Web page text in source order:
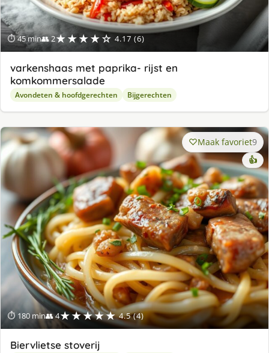
⏱ 45 min👥 2★★★★☆ 4.17 (6)
varkenshaas met paprika- rijst en
komkommersalade
Avondeten & hoofdgerechten Bijgerechten
⏱ 180 min👥 4★★★★★ 4.5 (4)
Maak favoriet9
👍
Biervlietse stoverij